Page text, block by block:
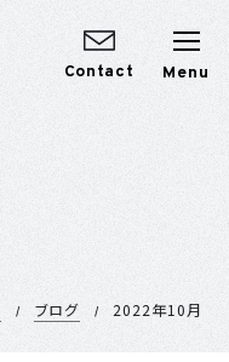
Contact
ブログ 2022年10月